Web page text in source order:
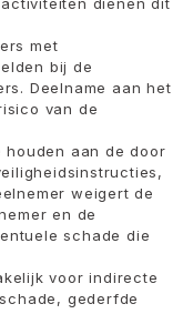
met
bij de
Deelname aan het
van de
houden aan de door
weigert de
en de
schade die
voor indirecte
gederfde